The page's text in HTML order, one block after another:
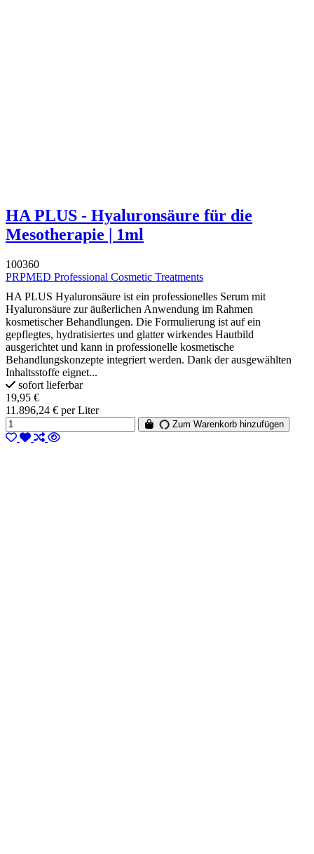
HA PLUS - Hyaluronsäure für die
Mesotherapie | 1ml
100360
PRPMED Professional Cosmetic Treatments
HA PLUS Hyaluronsäure ist ein professionelles Serum mit
Hyaluronsäure zur äußerlichen Anwendung im Rahmen
kosmetischer Behandlungen. Die Formulierung ist auf ein
gepflegtes, hydratisiertes und glatter wirkendes Hautbild
ausgerichtet und kann in professionelle kosmetische
Behandlungskonzepte integriert werden. Dank der ausgewählten
Inhaltsstoffe eignet...
sofort lieferbar
19,95 €
11.896,24 € per Liter
Zum Warenkorb hinzufügen